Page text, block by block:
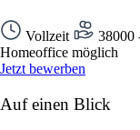
Vollzeit 38000
Homeoffice möglich
Jetzt bewerben
Auf einen Blick